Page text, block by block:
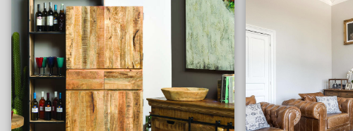
Tables de Bar